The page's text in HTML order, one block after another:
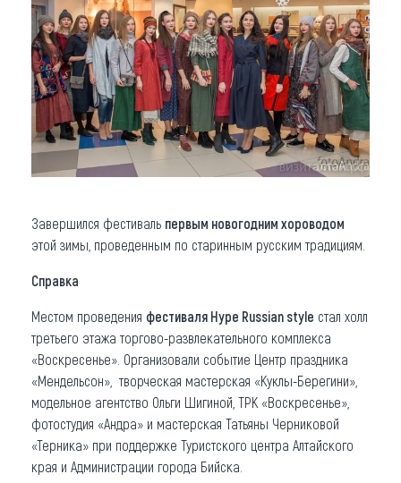
Завершился фестиваль первым новогодним хороводом
этой зимы, проведенным по старинным русским традициям.
Справка
Местом проведения фестиваля Hype Russian style стал холл
третьего этажа торгово-развлекательного комплекса
«Воскресенье». Организовали событие Центр праздника
«Мендельсон», творческая мастерская «Куклы-Берегини»,
модельное агентство Ольги Шигиной, ТРК «Воскресенье»,
фотостудия «Андра» и мастерская Татьяны Черниковой
«Терника» при поддержке Туристского центра Алтайского
края и Администрации города Бийска.